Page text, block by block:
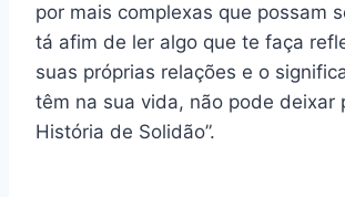
por mais complexas que possam
tá afim de ler algo que te faça
suas próprias relações e o
têm na sua vida, não pode deixar
História de Solidão”.